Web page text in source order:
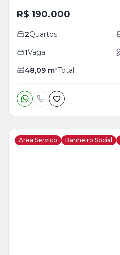
R$ 190.000
2Quartos
1Vaga
48,09 m²Total
Area Servico Banheiro Social